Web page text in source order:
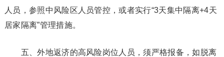
人员，参照中风险区人员管控，或者实行“3天集中隔离+4天
居家隔离”管理措施。
五、外地返济的高风险岗位人员，须严格报备，如脱离